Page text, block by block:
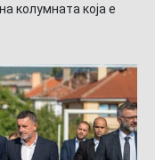
колумната која е